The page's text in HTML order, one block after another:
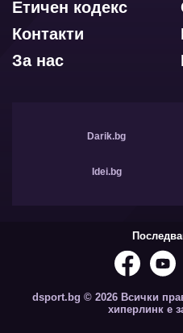
Етичен кодекс
Контакти
За нас
Darik.bg
Idei.bg
dsport.bg © 2026 Всички
хиперлинк е